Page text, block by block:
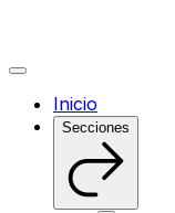
Inicio
Secciones